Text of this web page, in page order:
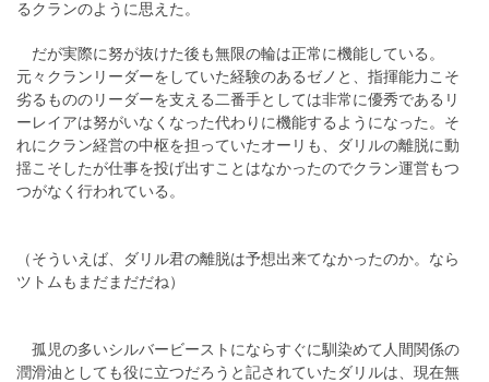
るクランのように思えた。
だが実際に努が抜けた後も無限の輪は正常に機能している。
元々クランリーダーをしていた経験のあるゼノと、指揮能力こそ
劣るもののリーダーを支える二番手としては非常に優秀であるリ
ーレイアは努がいなくなった代わりに機能するようになった。そ
れにクラン経営の中枢を担っていたオーリも、ダリルの離脱に動
揺こそしたが仕事を投げ出すことはなかったのでクラン運営もつ
つがなく行われている。
（そういえば、ダリル君の離脱は予想出来てなかったのか。なら
ツトムもまだまだだね）
孤児の多いシルバービーストにならすぐに馴染めて人間関係の
潤滑油としても役に立つだろうと記されていたダリルは、現在無